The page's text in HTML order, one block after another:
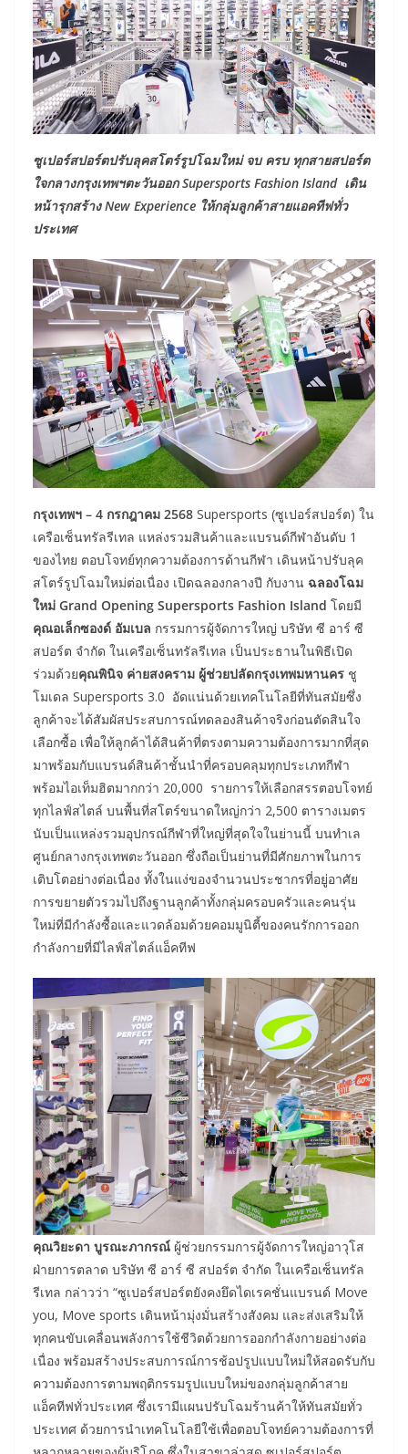
ซูเปอร์สปอร์ตปรับลุคสโตร์รูปโฉมใหม่ จบ ครบ ทุกสายสปอร์ต
ใจกลางกรุงเทพฯตะวันออก Supersports Fashion Island เดิน
หน้ารุกสร้าง New Experience ให้กลุ่มลูกค้าสายแอคทีฟทั่ว
ประเทศ
กรุงเทพฯ – 4 กรกฎาคม 2568 Supersports (ซูเปอร์สปอร์ต) ใน
เครือเซ็นทรัลรีเทล แหล่งรวมสินค้าและแบรนด์กีฬาอันดับ 1
ของไทย ตอบโจทย์ทุกความต้องการด้านกีฬา เดินหน้าปรับลุค
สโตร์รูปโฉมใหม่ต่อเนื่อง เปิดฉลองกลางปี กับงาน ฉลองโฉม
ใหม่ Grand Opening Supersports Fashion Island โดยมี
คุณอเล็กซองด์ อัมเบล กรรมการผู้จัดการใหญ่ บริษัท ซี อาร์ ซี
สปอร์ต จำกัด ในเครือเซ็นทรัลรีเทล เป็นประธานในพิธีเปิด
ร่วมด้วยคุณพินิจ ค่ายสงคราม ผู้ช่วยปลัดกรุงเทพมหานคร ชู
โมเดล Supersports 3.0 อัดแน่นด้วยเทคโนโลยีที่ทันสมัยซึ่ง
ลูกค้าจะได้สัมผัสประสบการณ์ทดลองสินค้าจริงก่อนตัดสินใจ
เลือกซื้อ เพื่อให้ลูกค้าได้สินค้าที่ตรงตามความต้องการมากที่สุด
มาพร้อมกับแบรนด์สินค้าชั้นนำที่ครอบคลุมทุกประเภทกีฬา
พร้อมไอเท็มฮิตมากกว่า 20,000 รายการให้เลือกสรรตอบโจทย์
ทุกไลฟ์สไตล์ บนพื้นที่สโตร์ขนาดใหญ่กว่า 2,500 ตารางเมตร
นับเป็นแหล่งรวมอุปกรณ์กีฬาที่ใหญ่ที่สุดใจในย่านนี้ บนทำเล
ศูนย์กลางกรุงเทพตะวันออก ซึ่งถือเป็นย่านที่มีศักยภาพในการ
เติบโตอย่างต่อเนื่อง ทั้งในแง่ของจำนวนประชากรที่อยู่อาศัย
การขยายตัวรวมไปถึงฐานลูกค้าทั้งกลุ่มครอบครัวและคนรุ่น
ใหม่ที่มีกำลังซื้อและแวดล้อมด้วยคอมมูนิตี้ของคนรักการออก
กำลังกายที่มีไลฟ์สไตล์แอ็คทีฟ
คุณวิยะดา บูรณะภากรณ์ ผู้ช่วยกรรมการผู้จัดการใหญ่อาวุโส
ฝ่ายการตลาด บริษัท ซี อาร์ ซี สปอร์ต จำกัด ในเครือเซ็นทรัล
รีเทล กล่าวว่า “ซูเปอร์สปอร์ตยังคงยึดไดเรคชั่นแบรนด์ Move
you, Move sports เดินหน้ามุ่งมั่นสร้างสังคม และส่งเสริมให้
ทุกคนขับเคลื่อนพลังการใช้ชีวิตด้วยการออกกำลังกายอย่างต่อ
เนื่อง พร้อมสร้างประสบการณ์การช้อปรูปแบบใหม่ให้สอดรับกับ
ความต้องการตามพฤติกรรมรูปแบบใหม่ของกลุ่มลูกค้าสาย
แอ็คทีฟทั่วประเทศ ซึ่งเรามีแผนปรับโฉมร้านค้าให้ทันสมัยทั่ว
ประเทศ ด้วยการนำเทคโนโลยีใช้เพื่อตอบโจทย์ความต้องการที่